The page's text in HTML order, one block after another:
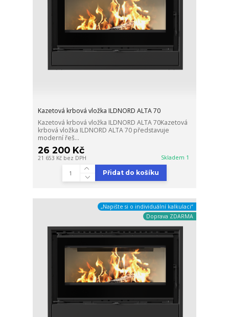
Kazetová krbová vložka ILDNORD ALTA 70
Kazetová krbová vložka ILDNORD ALTA 70Kazetová
krbová vložka ILDNORD ALTA 70 představuje
moderní řeš...
26 200 Kč
21 653 Kč bez DPH Skladem 1
Přidat do košíku
„Napište si o individuální kalkulaci“
Doprava ZDARMA